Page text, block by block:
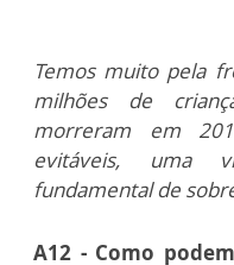
Temos muito pela
milhões de
morreram em
evitáveis, uma
fundamental de
A12 - Como